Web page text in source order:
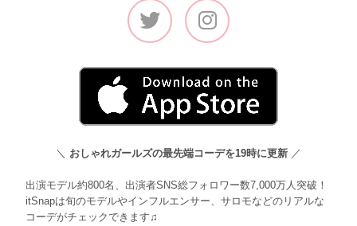
＼ おしゃれガールズの最先端コーデを19時に更新 ／
出演モデル約800名、出演者SNS総フォロワー数7,000万人突破！
itSnapは旬のモデルやインフルエンサー、サロモなどのリアルな
コーデがチェックできます♫